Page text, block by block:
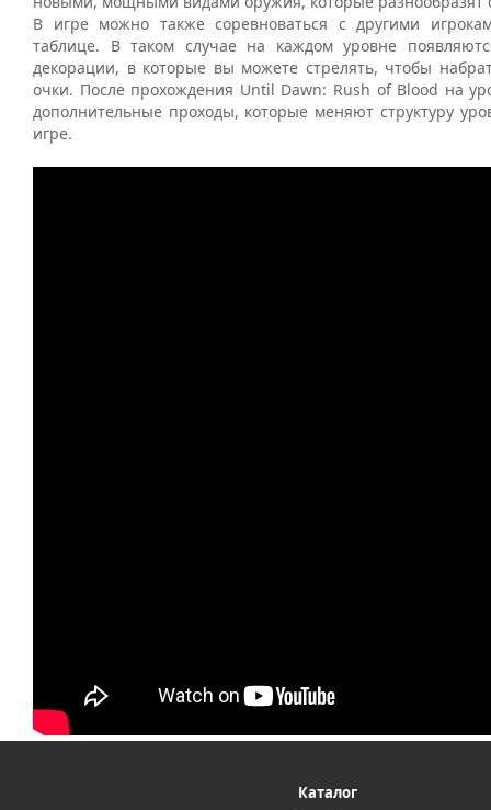
В игре можно также соревноваться с другими
таблице. В таком случае на каждом уровне
декорации, в которые вы можете стрелять, чтобы
очки. После прохождения Until Dawn: Rush of Blood на
дополнительные проходы, которые меняют структуру
игре.
Каталог